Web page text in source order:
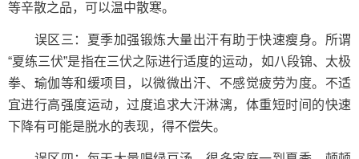
等辛散之品，可以温中散寒。
误区三：夏季加强锻炼大量出汗有助于快速瘦身。所谓
“夏练三伏”是指在三伏之际进行适度的运动，如八段锦、太极
拳、瑜伽等和缓项目，以微微出汗、不感觉疲劳为度。不适
宜进行高强度运动，过度追求大汗淋漓，体重短时间的快速
下降有可能是脱水的表现，得不偿失。